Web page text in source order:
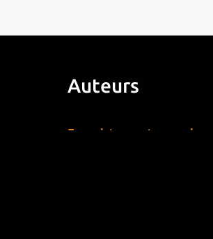
Auteurs
Enregistrez votre musique